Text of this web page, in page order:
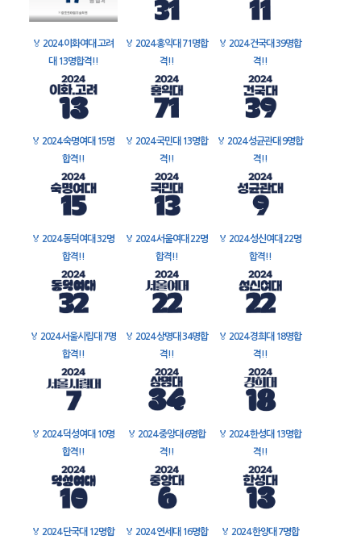
🏅 2024 이화여대 고려
대 13명합격!!
🏅 2024 홍익대 71명합
격!!
🏅 2024 건국대 39명합
격!!
🏅 2024 숙명여대 15명
합격!!
🏅 2024 국민대 13명합
격!!
🏅 2024 성균관대 9명합
격!!
🏅 2024 동덕여대 32명
합격!!
🏅 2024 서울여대 22명
합격!!
🏅 2024 성신여대 22명
합격!!
🏅 2024 서울시립대 7명
합격!!
🏅 2024 상명대 34명합
격!!
🏅 2024 경희대 18명합
격!!
🏅 2024 덕성여대 10명
합격!!
🏅 2024 중앙대 6명합
격!!
🏅 2024 한성대 13명합
격!!
🏅 2024 단국대 12명합
🏅 2024 연세대 16명합
🏅 2024 한양대 7명합